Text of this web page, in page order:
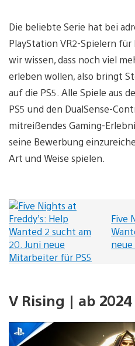
Die beliebte Serie hat bei
PlayStation VR2-Spielern
wir wissen, dass noch viel
erleben wollen, also bringt
auf die PS5. Alle Spiele aus
PS5 und den DualSense-
mitreißendes Gaming-
seine Bewerbung
Art und Weise spielen.
Five
V Rising | ab 2024